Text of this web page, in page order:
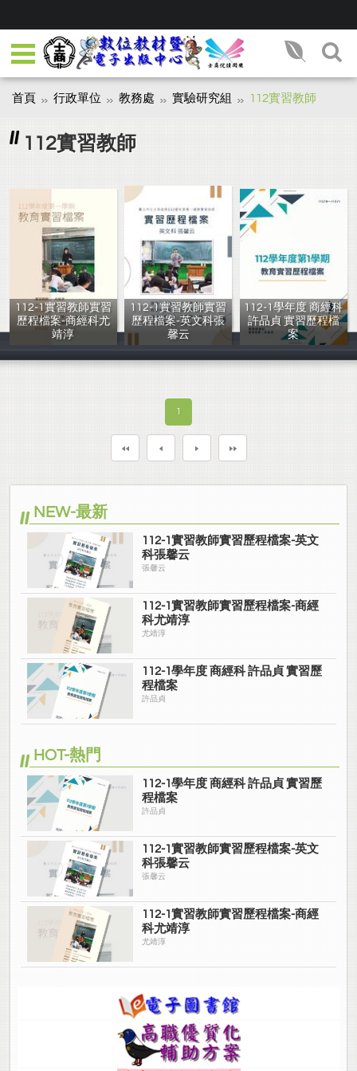
首頁 行政單位 教務處 實驗研究組 112實習教師
112實習教師
112-1實習教師實習
歷程檔案-商經科尤
靖淳
尤靖淳
112-1實習教師實習
歷程檔案-英文科張
馨云
張馨云
112-1學年度 商經科
許品貞 實習歷程檔
案
許品貞
1
NEW-最新
112-1實習教師實習歷程檔案-英文
科張馨云
張馨云
112-1實習教師實習歷程檔案-商經
科尤靖淳
尤靖淳
112-1學年度 商經科 許品貞 實習歷
程檔案
許品貞
HOT-熱門
112-1學年度 商經科 許品貞 實習歷
程檔案
許品貞
112-1實習教師實習歷程檔案-英文
科張馨云
張馨云
112-1實習教師實習歷程檔案-商經
科尤靖淳
尤靖淳